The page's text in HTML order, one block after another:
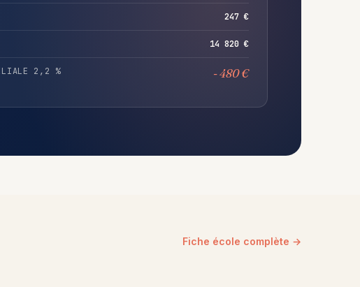
247 €
14 820 €
2,2 % - 480 €
Fiche école complète →